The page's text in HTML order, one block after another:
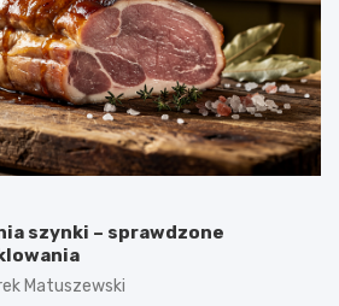
szynki – sprawdzone
Matuszewski